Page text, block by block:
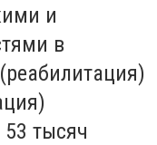
и
в
тысяч